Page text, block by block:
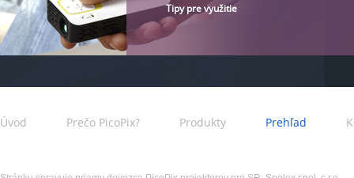
Tipy pre využitie
Úvod Prečo PicoPix? Produkty Prehľad